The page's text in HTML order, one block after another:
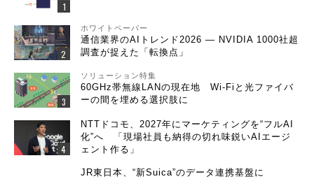
ホワイトペーパー
通信業界のAIトレンド2026 ― NVIDIA 1000社超
調査が捉えた「転換点」
ソリューション特集
60GHz帯無線LANの現在地 Wi-Fiと光ファイバ
ーの間を埋める選択肢に
NTTドコモ、2027年にマーケティングを“フルAI
化”へ 「現場社員も納得の切れ味鋭いAIエージ
ェント作る」
JR東日本、“新Suica”のデータ連携基盤に